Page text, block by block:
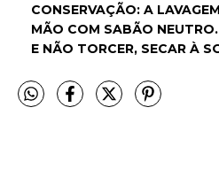
CONSERVAÇÃO: A
MÃO COM SABÃO
E NÃO TORCER, SECAR À